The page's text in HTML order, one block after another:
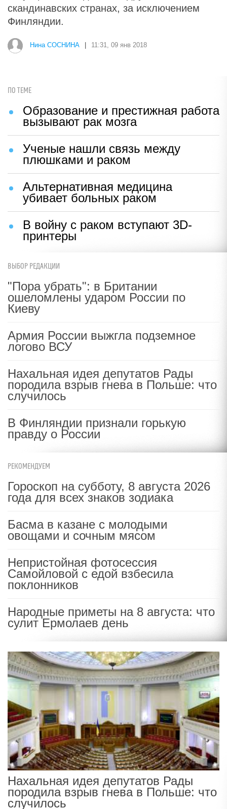
скандинавских странах, за исключением
Финляндии.
Нина СОСНИНА 11:31, 09 янв 2018
ПО ТЕМЕ
Образование и престижная работа
вызывают рак мозга
Ученые нашли связь между
плюшками и раком
Альтернативная медицина
убивает больных раком
В войну с раком вступают 3D-
принтеры
ВЫБОР РЕДАКЦИИ
"Пора убрать": в Британии
ошеломлены ударом России по
Киеву
Армия России выжгла подземное
логово ВСУ
Нахальная идея депутатов Рады
породила взрыв гнева в Польше: что
случилось
В Финляндии признали горькую
правду о России
РЕКОМЕНДУЕМ
Гороскоп на субботу, 8 августа 2026
года для всех знаков зодиака
Басма в казане с молодыми
овощами и сочным мясом
Непристойная фотосессия
Самойловой с едой взбесила
поклонников
Народные приметы на 8 августа: что
сулит Ермолаев день
Нахальная идея депутатов Рады
породила взрыв гнева в Польше: что
случилось